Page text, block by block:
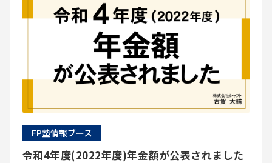
FP塾情報ブース
令和4年度(2022年度)年金額が公表されました